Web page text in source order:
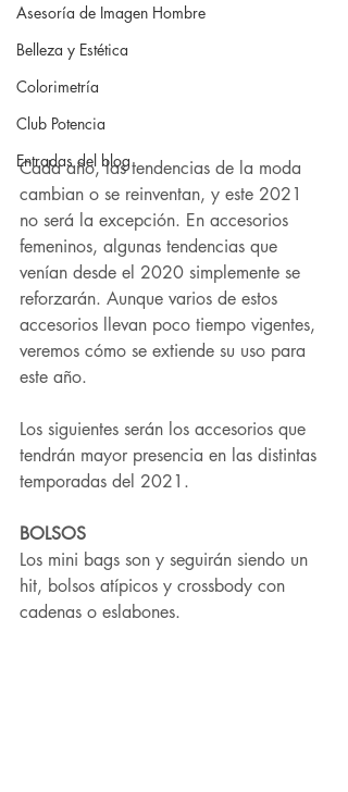
Asesoría de Imagen Hombre
Belleza y Estética
Colorimetría
Club Potencia
Entradas del blog
Cada año, las tendencias de la moda
cambian o se reinventan, y este 2021
no será la excepción. En accesorios
femeninos, algunas tendencias que
venían desde el 2020 simplemente se
reforzarán. Aunque varios de estos
accesorios llevan poco tiempo vigentes,
veremos cómo se extiende su uso para
este año.
Los siguientes serán los accesorios que
tendrán mayor presencia en las distintas
temporadas del 2021.
BOLSOS
Los mini bags son y seguirán siendo un
hit, bolsos atípicos y crossbody con
cadenas o eslabones.